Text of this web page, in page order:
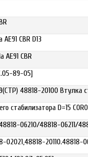
CBR D13
AE91 CBR
89-05]
48818-20100 Втулка
стабилизатора D=15
06210/48818-06211/
02021,48818-20110.48818-